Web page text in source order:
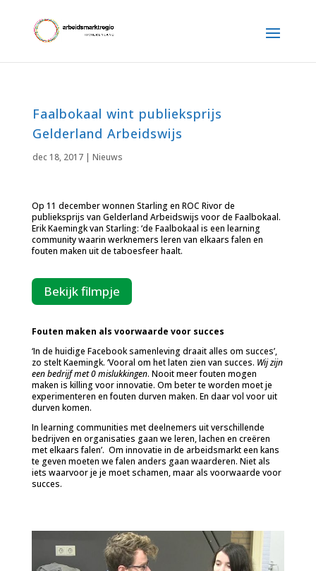
Faalbokaal wint publieksprijs
Gelderland Arbeidswijs
dec 18, 2017| Nieuws
Op 11 december wonnen Starling en ROC Rivor de
publieksprijs van Gelderland Arbeidswijs voor de Faalbokaal.
Erik Kaemingk van Starling: ‘de Faalbokaal is een learning
community waarin werknemers leren van elkaars falen en
fouten maken uit de taboesfeer haalt.
Bekijk filmpje
Fouten maken als voorwaarde voor succes
‘In de huidige Facebook samenleving draait alles om succes’,
zo stelt Kaemingk. ‘Vooral om het laten zien van succes. Wij zijn
een bedrijf met 0 mislukkingen. Nooit meer fouten mogen
maken is killing voor innovatie. Om beter te worden moet je
experimenteren en fouten durven maken. En daar vol voor uit
durven komen.
In learning communities met deelnemers uit verschillende
bedrijven en organisaties gaan we leren, lachen en creëren
met elkaars falen’. Om innovatie in de arbeidsmarkt een kans
te geven moeten we falen anders gaan waarderen. Niet als
iets waarvoor je je moet schamen, maar als voorwaarde voor
succes.